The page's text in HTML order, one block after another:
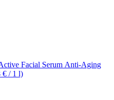
Facial Serum Anti-Aging
€ / 1 l)